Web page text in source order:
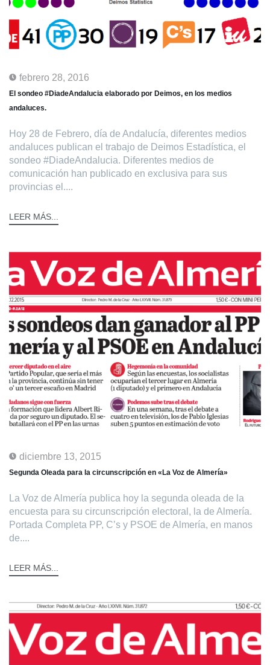
febrero 28, 2016
El sondeo #DiadeAndalucia elaborado por Deimos, en los medios
andaluces.
Hoy 28 de Febrero, día de Andalucía, diferentes medios
andaluces publican el trabajo de Deimos Estadística, el
sondeo #DiadeAndalucia. Diferentes medios de
comunicación han publicado en exclusiva para sus
provincias el....
LEER MÁS...
diciembre 13, 2015
Segunda Oleada para la circunscripción en «La Voz de Almería»
La Voz de Almería publica hoy la segunda oleada de la
encuesta para su circunscripción electoral, la de Almería.
Portada Completa PP, C’s y PSOE de Almería, en manos
de....
LEER MÁS...